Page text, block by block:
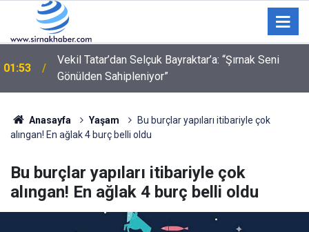
01:09
"Ne bakıyorsun" kavgasında 3 kişi bıçak ve silahla
yaralandı
Anasayfa Yaşam
Bu burçlar yapıları itibariyle çok
alıngan! En ağlak 4 burç belli oldu
Bu burçlar yapıları itibariyle çok
alıngan! En ağlak 4 burç belli oldu